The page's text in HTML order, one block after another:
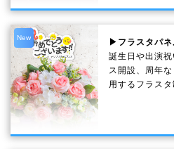
New
▶フラスタパ
誕生日や出演
ス開設、周年
用するフラスタ